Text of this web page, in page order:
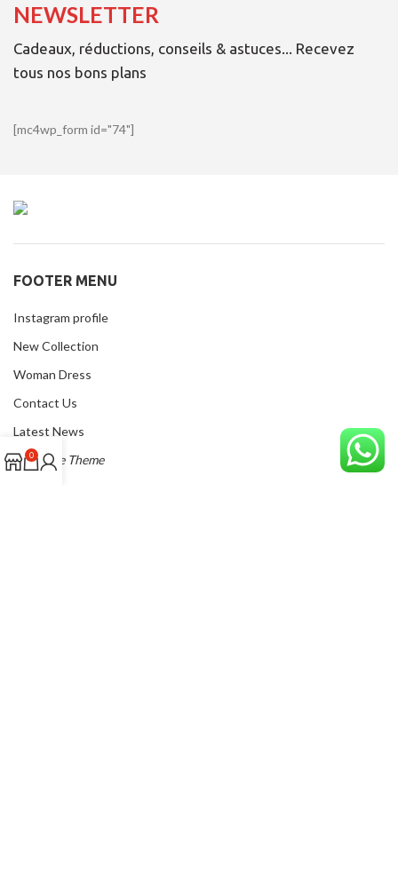
NEWSLETTER
Cadeaux, réductions, conseils & astuces... Recevez
tous nos bons plans
[mc4wp_form id="74"]
FOOTER MENU
Instagram profile
New Collection
Woman Dress
Contact Us
Latest News
Purchase Theme
0